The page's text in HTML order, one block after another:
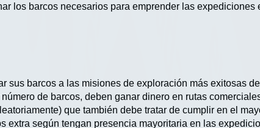
los barcos necesarios para emprender las expediciones
sus barcos a las misiones de exploración más exitosas
de barcos, deben ganar dinero en rutas
que también debe tratar de cumplir en el
extra según tengan presencia mayoritaria en las